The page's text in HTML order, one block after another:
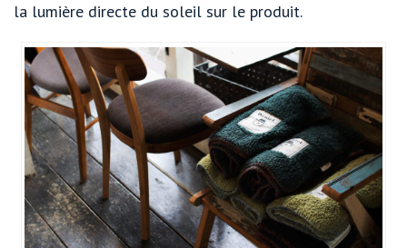
la lumière directe du soleil sur le produit.